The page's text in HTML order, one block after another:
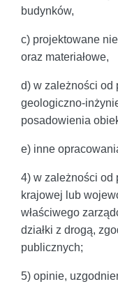
budynków,
c) projektowane
oraz materiałowe,
d) w zależności od
geologiczno-
posadowienia
e) inne
4) w zależności od
krajowej lub
właściwego
działki z drogą,
publicznych;
5) opinie,